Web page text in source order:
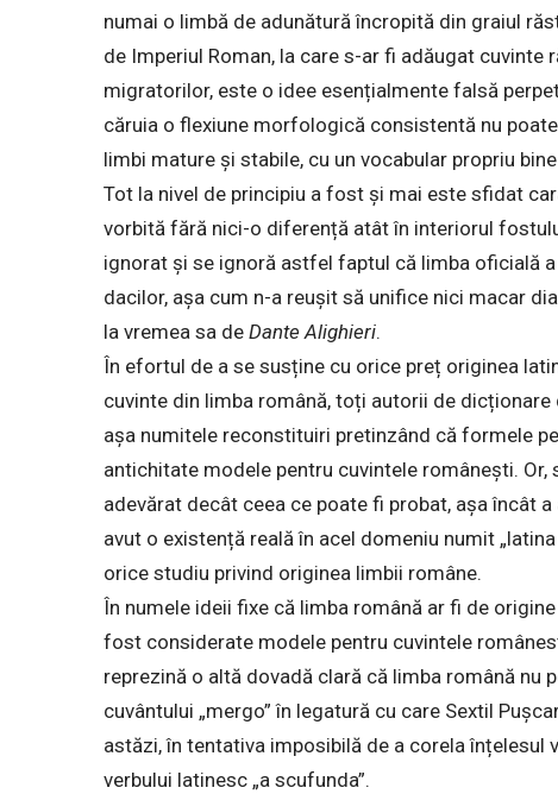
numai o limbă de adunătură încropită din graiul
de Imperiul Roman, la care s-ar fi adăugat cuvinte
migratorilor, este o idee esențialmente falsă
căruia o flexiune morfologică consistentă nu
limbi mature și stabile, cu un vocabular propriu
Tot la nivel de principiu a fost și mai este sfidat
vorbită fără nici-o diferență atât în interiorul
ignorat și se ignoră astfel faptul că limba oficială
dacilor, așa cum n-a reușit să unifice nici macar
la vremea sa de Dante Alighieri.
În efortul de a se susține cu orice preț originea
cuvinte din limba română, toți autorii de
așa numitele reconstituiri pretinzând că formele
antichitate modele pentru cuvintele românești.
adevărat decât ceea ce poate fi probat, așa încât
avut o existență reală în acel domeniu numit
orice studiu privind originea limbii române.
În numele ideii fixe că limba română ar fi de
fost considerate modele pentru cuvintele
reprezină o altă dovadă clară că limba română nu
cuvântului „mergo” în legatură cu care Sextil
astăzi, în tentativa imposibilă de a corela înțelesul
verbului latinesc „a scufunda”.